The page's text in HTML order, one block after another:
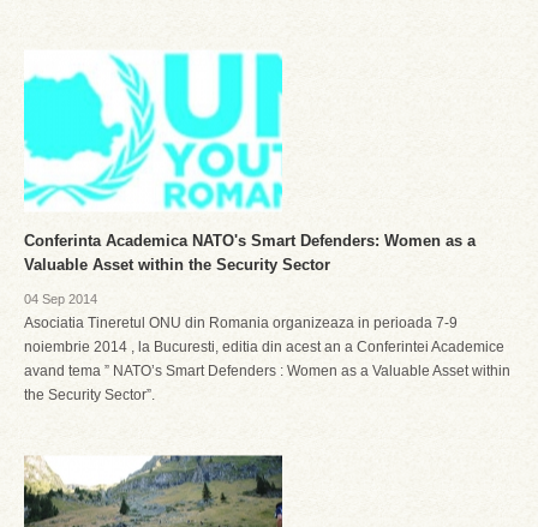
Conferinta Academica NATO's Smart Defenders: Women as a
Valuable Asset within the Security Sector
04 Sep 2014
Asociatia Tineretul ONU din Romania organizeaza in perioada 7-9
noiembrie 2014 , la Bucuresti, editia din acest an a Conferintei Academice
avand tema ” NATO’s Smart Defenders : Women as a Valuable Asset within
the Security Sector”.